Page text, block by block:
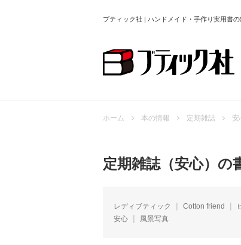
ブティック社 | ハンドメイド・手作り実用書の
ホーム 本の情報 定期雑誌 安
定期雑誌（安心）の
レディブティック Cotton friend
安心
風景写真